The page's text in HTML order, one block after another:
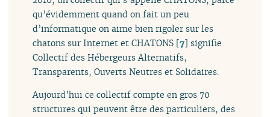
qu’évidemment quand on fait un peu
d’informatique on aime bien rigoler sur les
chatons sur Internet et CHATONS [7] signifie
Collectif des Hébergeurs Alternatifs,
Transparents, Ouverts Neutres et Solidaires.
Aujourd’hui ce collectif compte en gros 70
structures qui peuvent être des particuliers, des